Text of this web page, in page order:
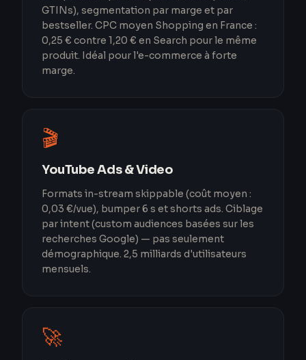
GTINs), segmentation par marge et par
bestseller. CPC moyen Shopping en France :
0,25 € contre 1,20 € en Search pour le même
produit. Idéal pour l'e-commerce à forte
marge.
🎬
YouTube Ads & Video
Formats in-stream skippable (coût moyen :
0,03 €/vue), bumper 6 s et shorts ads. Ciblage
par intent (custom audiences basées sur les
recherches Google) — pas seulement
démographique. 2,5 milliards d'utilisateurs
mensuels.
🚀